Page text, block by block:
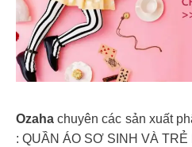
Ozaha chuyên các sản xuất
: QUẦN ÁO SƠ SINH VÀ